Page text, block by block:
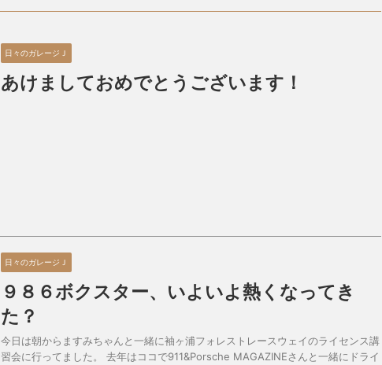
日々のガレージＪ
あけましておめでとうございます！
日々のガレージＪ
９８６ボクスター、いよいよ熱くなってき
た？
今日は朝からますみちゃんと一緒に袖ヶ浦フォレストレースウェイのライセンス講
習会に行ってました。 去年はココで911&Porsche MAGAZINEさんと一緒にドライ